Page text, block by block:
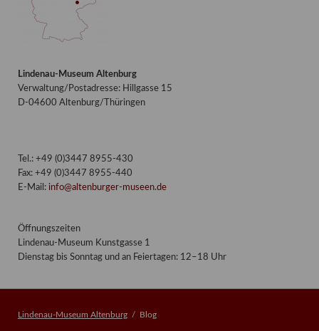
Lindenau-Museum Altenburg
Verwaltung/Postadresse: Hillgasse 15
D-04600 Altenburg/Thüringen
Tel.: +49 (0)3447 8955-430
Fax: +49 (0)3447 8955-440
E-Mail: info@altenburger-museen.de
Öffnungszeiten
Lindenau-Museum Kunstgasse 1
Dienstag bis Sonntag und an Feiertagen: 12–18 Uhr
Lindenau-Museum Altenburg Blog